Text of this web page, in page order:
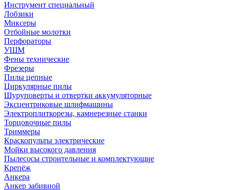
Инструмент специальный
Лобзики
Миксеры
Отбойные молотки
Перфораторы
УШМ
Фены технические
Фрезеры
Пилы цепные
Циркулярные пилы
Шуруповерты и отвертки аккумуляторные
Эксцентриковые шлифмашины
Электроплиткорезы, камнерезные станки
Торцовочные пилы
Триммеры
Краскопульты электрические
Мойки высокого давления
Пылесосы строительные и комплектующие
Крепёж
Анкера
Анкер забивной